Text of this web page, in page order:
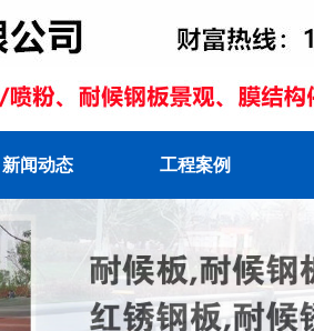
新闻动态 工程案例